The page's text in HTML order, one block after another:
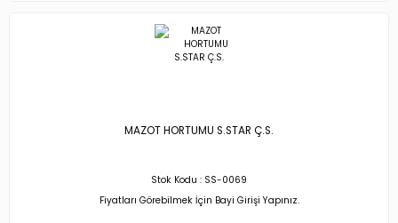
MAZOT HORTUMU S.STAR Ç.S.
Stok Kodu : SS-0069
Fiyatları Görebilmek İçin Bayi Girişi Yapınız.